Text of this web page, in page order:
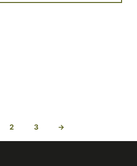
2 3 →